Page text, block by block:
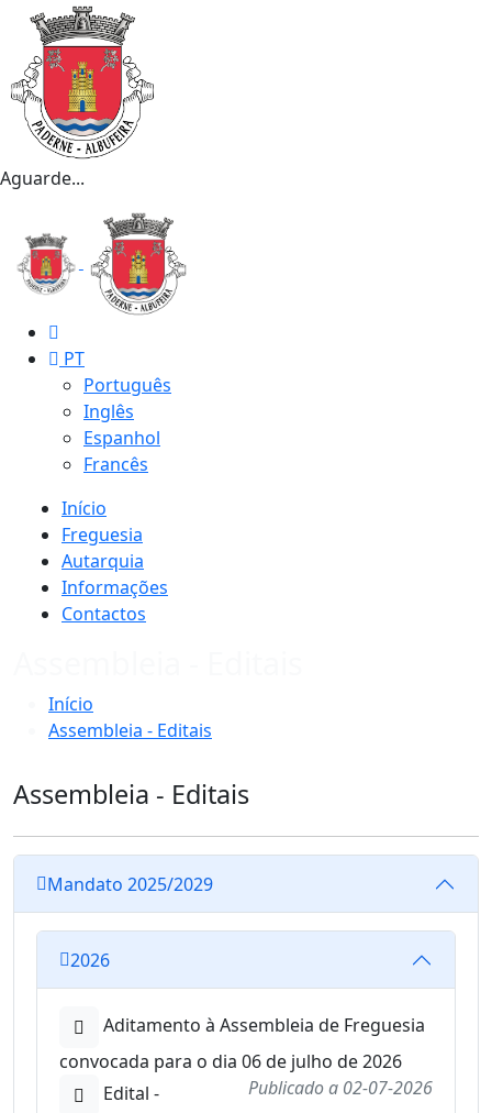
Aguarde...
PT
Português
Inglês
Espanhol
Francês
Início
Freguesia
Autarquia
Informações
Contactos
Início
Assembleia - Editais
Assembleia - Editais
Mandato 2025/2029
2026
Aditamento à Assembleia de Freguesia
convocada para o dia 06 de julho de 2026
Publicado a 02-07-2026
Edital -